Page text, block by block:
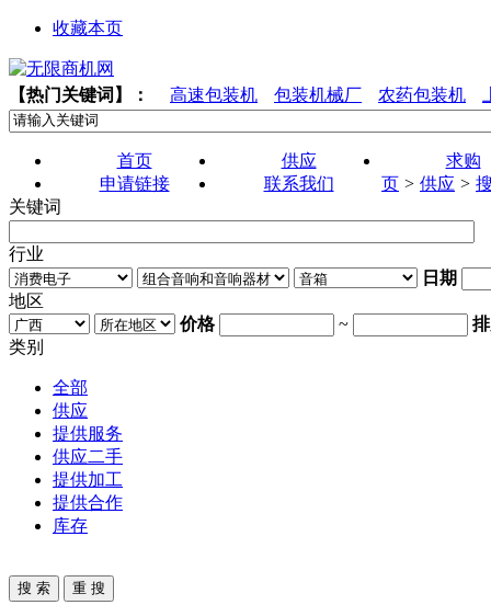
收藏本页
【热门关键词】： 高速包装机 包装机械厂 农药包装机
首页 供应
求购
申请链接
联系我们 页 > 供应 >
关键词
行业
日期
地区
价格
~
类别
全部
供应
提供服务
供应二手
提供加工
提供合作
库存